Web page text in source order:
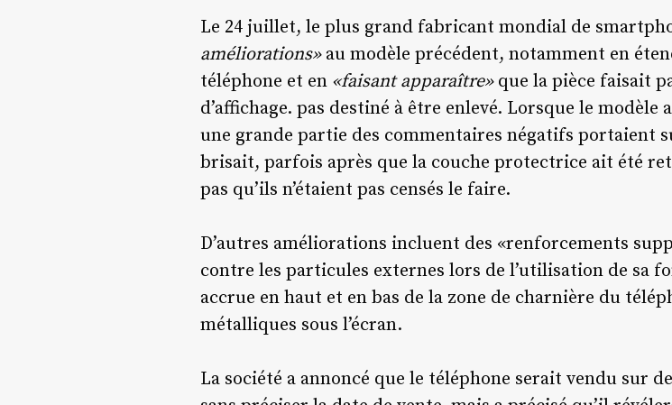
Le 24 juillet, le plus grand fabricant mondial de
améliorations»au modèle précédent, notamment en
téléphone et en «faisant apparaître»que la pièce faisait
d’affichage. pas destiné à être enlevé. Lorsque le
une grande partie des commentaires négatifs portaient
brisait, parfois après que la couche protectrice ait été
pas qu’ils n’étaient pas censés le faire.
D’autres améliorations incluent des «renforcements
contre les particules externes lors de l’utilisation de sa
accrue en haut et en bas de la zone de charnière du
métalliques sous l’écran.
La société a annoncé que le téléphone serait vendu sur